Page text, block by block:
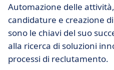
Automazione delle
candidature e creazione
sono le chiavi del suo
alla ricerca di soluzioni
processi di reclutamento.